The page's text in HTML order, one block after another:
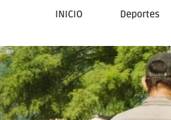
INICIO Deportes